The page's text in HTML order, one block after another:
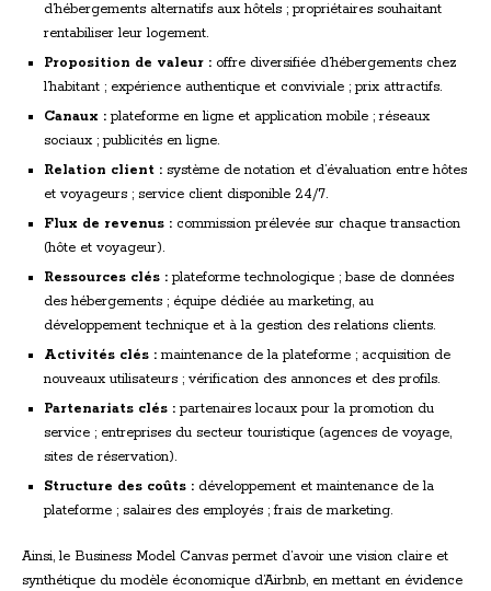
d’hébergements alternatifs aux hôtels ; propriétaires souhaitant
rentabiliser leur logement.
Proposition de valeur : offre diversifiée d’hébergements chez
l’habitant ; expérience authentique et conviviale ; prix attractifs.
Canaux : plateforme en ligne et application mobile ; réseaux
sociaux ; publicités en ligne.
Relation client : système de notation et d’évaluation entre hôtes
et voyageurs ; service client disponible 24/7.
Flux de revenus : commission prélevée sur chaque transaction
(hôte et voyageur).
Ressources clés : plateforme technologique ; base de données
des hébergements ; équipe dédiée au marketing, au
développement technique et à la gestion des relations clients.
Activités clés : maintenance de la plateforme ; acquisition de
nouveaux utilisateurs ; vérification des annonces et des profils.
Partenariats clés : partenaires locaux pour la promotion du
service ; entreprises du secteur touristique (agences de voyage,
sites de réservation).
Structure des coûts : développement et maintenance de la
plateforme ; salaires des employés ; frais de marketing.
Ainsi, le Business Model Canvas permet d’avoir une vision claire et
synthétique du modèle économique d’Airbnb, en mettant en évidence